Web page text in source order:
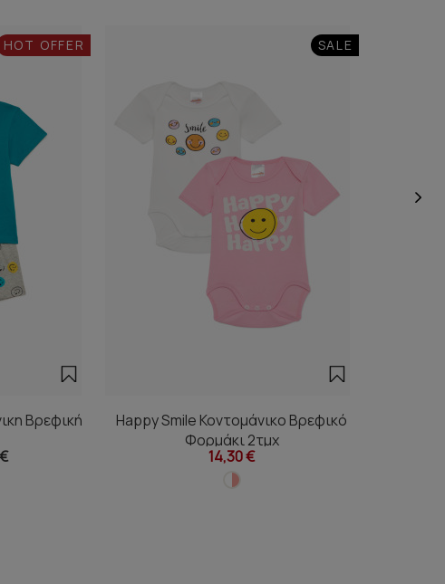
HOT OFFER
Βρεφική
SALE
Happy Smile Κοντομάνικο Βρεφικό
Φορμάκι 2τμχ
14,30 €